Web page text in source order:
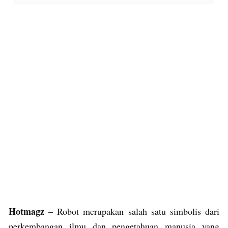
Hotmagz – Robot merupakan salah satu simbolis dari